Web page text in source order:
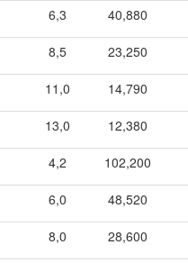
6,3 40,880
8,5 23,250
11,0 14,790
13,0 12,380
4,2 102,200
6,0 48,520
8,0 28,600